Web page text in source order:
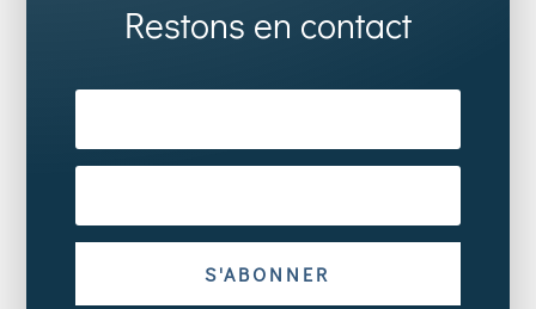
Restons en contact
S'ABONNER